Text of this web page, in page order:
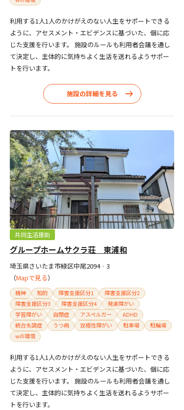
利用する1人1人のかけがえのない人生をサポートできる
ように、アセスメント・エビデンスに基づいた、個に応
じた支援を行います。 施設のルールも利用者会議を通し
て決定し、主体的に気持ちよく生活を送れるようサポー
トを行います。
施設の詳細を見る
共同生活援助
グループホームサクラ荘 東浦和
埼玉県さいたま市緑区中尾2094‐3
（Mapで見る）
精神 知的 障害支援区分1
障害支援区分2
障害支援区分3
障害支援区分4
発達障がい
学習障がい
自閉症 アスペルガー
ADHD
統合失調症
うつ病 双極性障がい 駐車場
駐輪場
wifi環境
利用する1人1人のかけがえのない人生をサポートできる
ように、アセスメント・エビデンスに基づいた、個に応
じた支援を行います。 施設のルールも利用者会議を通し
て決定し、主体的に気持ちよく生活を送れるようサポー
トを行います。